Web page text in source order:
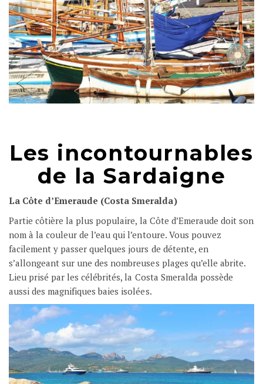
Les incontournables
de la Sardaigne
La Côte d’Emeraude (Costa Smeralda)
Partie côtière la plus populaire, la Côte d’Emeraude doit son
nom à la couleur de l’eau qui l’entoure. Vous pouvez
facilement y passer quelques jours de détente, en
s’allongeant sur une des nombreuses plages qu’elle abrite.
Lieu prisé par les célébrités, la Costa Smeralda possède
aussi des magnifiques baies isolées.